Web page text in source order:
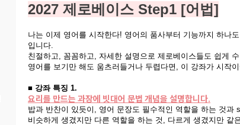
2027 제로베이스 Step1 [어법]
나는 이제 영어를 시작한다! 영어의 품사부터 기능까지 하나
입니다.
친절하고, 꼼꼼하고, 자세한 설명으로 제로베이스들도 쉽게
영어를 보기만 해도 움츠러들거나 두렵다면, 이 강좌가 시작
■ 강좌 특징 1.
요리를 만드는 과장에 빗대어 문법 개념을 설명합니다.
밥과 반찬이 있듯이, 영어 문장도 필수적인 역할을 하는 것과
비슷하게 생겼지만 다른 역할을 하는 것, 다르게 생겼지만 같